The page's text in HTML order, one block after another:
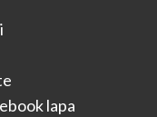
lapa